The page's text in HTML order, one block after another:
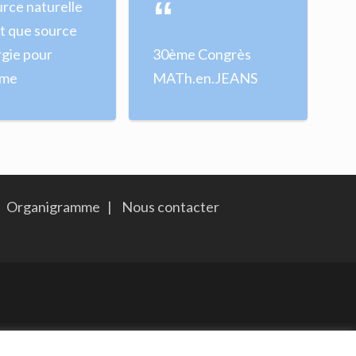
naturelle
que source
pour
30ème Congrès
MATh.en.JEANS
Organigramme | Nous contacter